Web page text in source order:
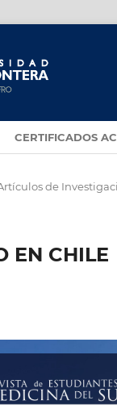
CERTIFICADOS
de
EN CHILE